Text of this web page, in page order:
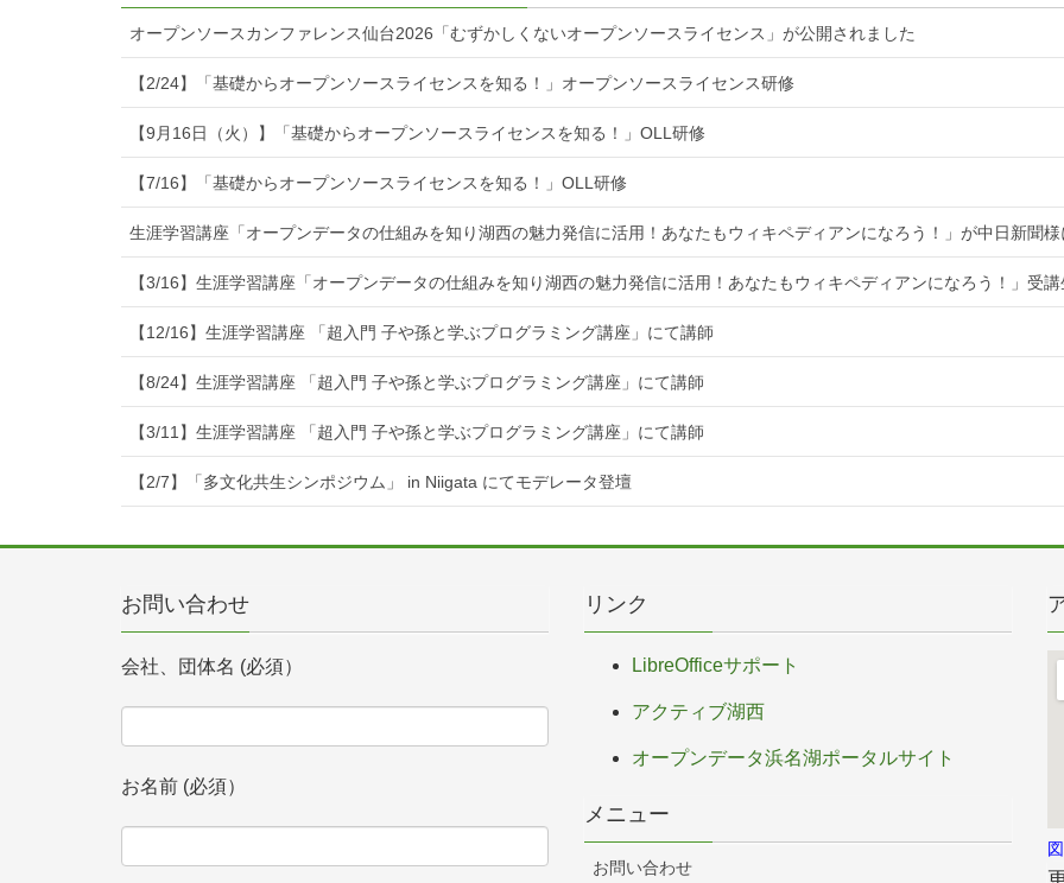
オープンソースカンファレンス仙台2026「むずかしくないオープンソースライセンス」が公開されました
【2/24】「基礎からオープンソースライセンスを知る！」オープンソースライセンス研修
【9月16日（火）】「基礎からオープンソースライセンスを知る！」OLL研修
【7/16】「基礎からオープンソースライセンスを知る！」OLL研修
生涯学習講座「オープンデータの仕組みを知り湖西の魅力発信に活用！あなたもウィキペディアンになろう！」が中日新聞
【3/16】生涯学習講座「オープンデータの仕組みを知り湖西の魅力発信に活用！あなたもウィキペディアンになろう！」受
【12/16】生涯学習講座 「超入門 子や孫と学ぶプログラミング講座」にて講師
【8/24】生涯学習講座 「超入門 子や孫と学ぶプログラミング講座」にて講師
【3/11】生涯学習講座 「超入門 子や孫と学ぶプログラミング講座」にて講師
【2/7】「多文化共生シンポジウム」 in Niigata にてモデレータ登壇
お問い合わせ
会社、団体名 (必須）
お名前 (必須）
リンク
LibreOfficeサポート
アクティブ湖西
オープンデータ浜名湖ポータルサイト
メニュー
お問い合わせ